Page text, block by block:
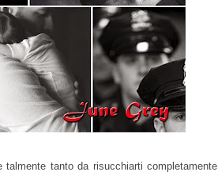
tanto da risucchiarti completamente